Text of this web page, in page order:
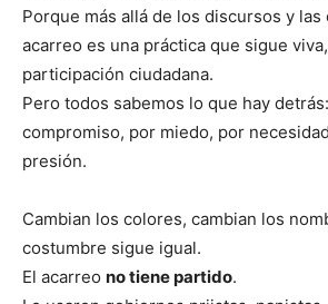
Porque más allá de los discursos y
acarreo es una práctica que sigue
participación ciudadana.
Pero todos sabemos lo que hay
compromiso, por miedo, por
presión.
Cambian los colores, cambian los
costumbre sigue igual.
El acarreo no tiene partido.